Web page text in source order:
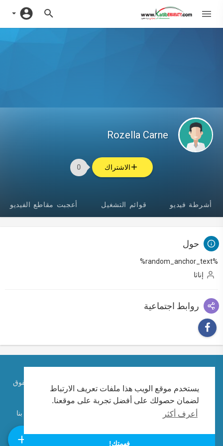
يستخدم موقع الويب هذا ملفات تعريف الارتباط
لضمان حصولك على أفضل تجربة على موقعنا.
أعرف أكثر
فهمتك!
Rozella Carne
الاشتراك 0
أشرطة فيديو قوائم التشغيل أعجبت مقاطع الفيديو
حول
%random_anchor_text%
إناثا
روابط اجتماعية
حقوق الطبع والنشر © 2026 الكاتب الإماراتي احمد ابراهيم. كل الحقوق
محفوظة.
تعليمات الاستخدام
اتصل بنا